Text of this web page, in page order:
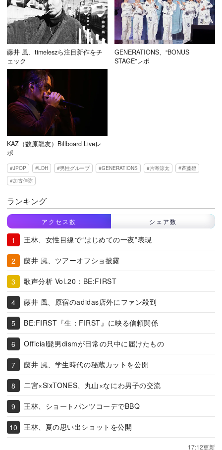
藤井 風、timeleszら注目新作をチ
ェック
GENERATIONS、“BONUS
STAGE”レポ
KAZ（数原龍友）Billboard Liveレ
ポ
JPOP LDH 男性グループ GENERATIONS 片寄涼太
斉藤碧
加古伸弥
ランキング
アクセス数 シェア数
王林、女性目線で“はじめての一夜”表現
藤井 風、ツアーオフショ披露
歌声分析 Vol.20：BE:FIRST
藤井 風、原宿のadidas店外にファン殺到
BE:FIRST『生：FIRST』に映る信頼関係
Official髭男dismが日常の只中に届けたもの
藤井 風、学生時代の秘蔵カットを公開
二宮×SixTONES、丸山×なにわ男子の交流
王林、ショートパンツコーデでBBQ
王林、夏の思い出ショットを公開
17:12更新